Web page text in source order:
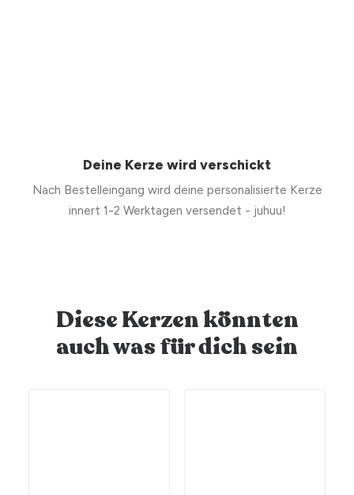
Deine Kerze wird verschickt
Nach Bestelleingang wird deine personalisierte Kerze
innert 1-2 Werktagen versendet - juhuu!
Diese Kerzen könnten
auch was für dich sein